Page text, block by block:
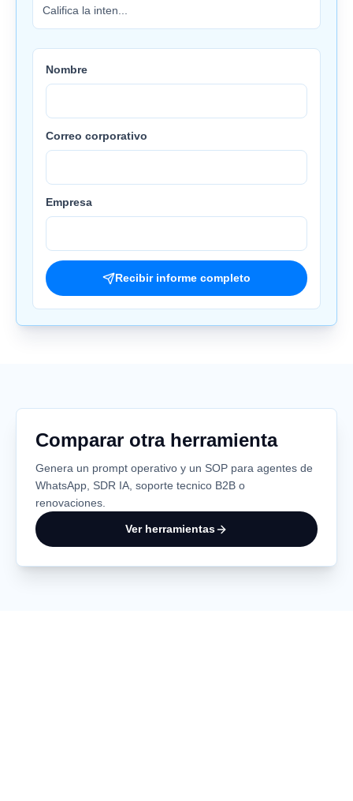
Califica la inten...
Nombre
Correo corporativo
Empresa
Recibir informe completo
Comparar otra herramienta
Genera un prompt operativo y un SOP para agentes de
WhatsApp, SDR IA, soporte tecnico B2B o
renovaciones.
Ver herramientas